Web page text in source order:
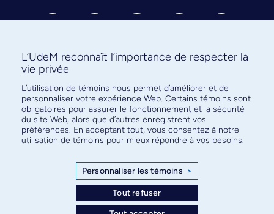
Abonnez-vous à notre infolettre
pour connaître l’actualité facultaire
L’UdeM reconnaît l’importance de respecter la
vie privée
L’utilisation de témoins nous permet d’améliorer et de
personnaliser votre expérience Web. Certains témoins sont
obligatoires pour assurer le fonctionnement et la sécurité
du site Web, alors que d’autres enregistrent vos
préférences. En acceptant tout, vous consentez à notre
utilisation de témoins pour mieux répondre à vos besoins.
Personnaliser les témoins >
Tout refuser